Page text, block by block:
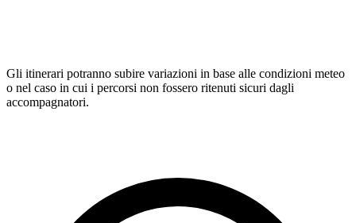
Gli itinerari potranno subire variazioni in base alle condizioni meteo
o nel caso in cui i percorsi non fossero ritenuti sicuri dagli
accompagnatori.